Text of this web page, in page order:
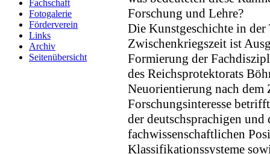
Fachschaft
Fotogalerie
Förderverein
Links
Archiv
Seitenübersicht
Forschung und Lehre?
Die Kunstgeschichte in der
Zwischenkriegszeit ist
Formierung der
des Reichsprotektorats
Neuorientierung nach dem
Forschungsinteresse
der deutschsprachigen und
fachwissenschaftlichen
Klassifikationssysteme